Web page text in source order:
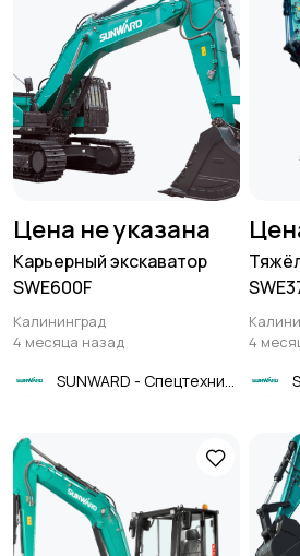
Цена не указана
Карьерный экскаватор
SWE600F
Калининград
4 месяца назад
4